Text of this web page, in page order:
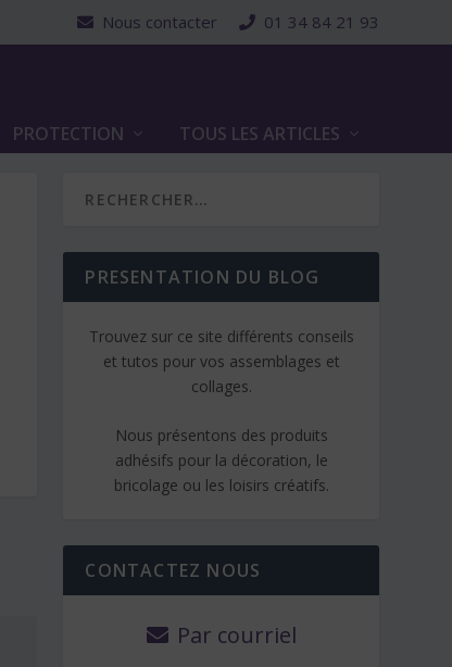
Nous contacter 01 34 84 21 93
PROTECTION TOUS LES ARTICLES
PRESENTATION DU BLOG
Trouvez sur ce site différents conseils
et tutos pour vos assemblages et
collages.
Nous présentons des produits
adhésifs pour la décoration, le
bricolage ou les loisirs créatifs.
CONTACTEZ NOUS
Par courriel